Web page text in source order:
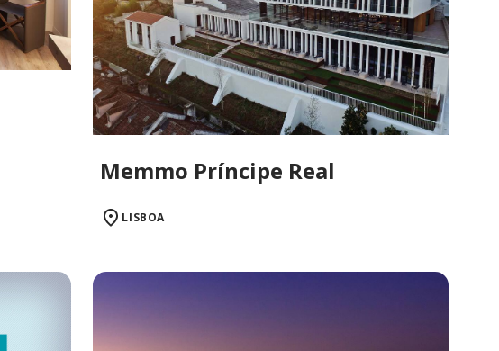
Memmo Príncipe Real
LISBOA